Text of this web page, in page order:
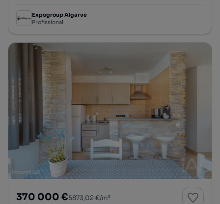
Expogroup Algarve
Profissional
370 000 €5873,02 €/m²